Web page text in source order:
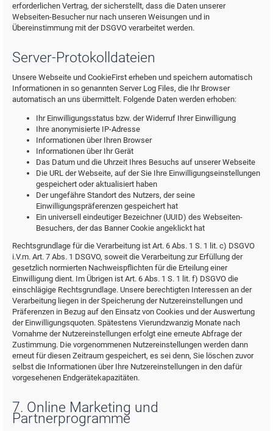
erforderlichen Vertrag, der sicherstellt, dass die Daten unserer
Webseiten-Besucher nur nach unseren Weisungen und in
Übereinstimmung mit der DSGVO verarbeitet werden.
Server-Protokolldateien
Unsere Webseite und CookieFirst erheben und speichern automatisch
Informationen in so genannten Server Log Files, die Ihr Browser
automatisch an uns übermittelt. Folgende Daten werden erhoben:
Ihr Einwilligungsstatus bzw. der Widerruf Ihrer Einwilligung
Ihre anonymisierte IP-Adresse
Informationen über Ihren Browser
Informationen über Ihr Gerät
Das Datum und die Uhrzeit Ihres Besuchs auf unserer Webseite
Die URL der Webseite, auf der Sie Ihre Einwilligungseinstellungen
gespeichert oder aktualisiert haben
Der ungefähre Standort des Nutzers, der seine
Einwilligungspräferenzen gespeichert hat
Ein universell eindeutiger Bezeichner (UUID) des Webseiten-
Besuchers, der das Banner Cookie angeklickt hat
Rechtsgrundlage für die Verarbeitung ist Art. 6 Abs. 1 S. 1 lit. c) DSGVO
i.V.m. Art. 7 Abs. 1 DSGVO, soweit die Verarbeitung zur Erfüllung der
gesetzlich normierten Nachweispflichten für die Erteilung einer
Einwilligung dient. Im Übrigen ist Art. 6 Abs. 1 S. 1 lit. f) DSGVO die
einschlägige Rechtsgrundlage. Unsere berechtigten Interessen an der
Verarbeitung liegen in der Speicherung der Nutzereinstellungen und
Präferenzen in Bezug auf den Einsatz von Cookies und der Auswertung
der Einwilligungsquoten. Spätestens Vierundzwanzig Monate nach
Vornahme der Nutzereinstellungen erfolgt eine erneute Abfrage der
Zustimmung. Die vorgenommenen Nutzereinstellungen werden dann
erneut für diesen Zeitraum gespeichert, es sei denn, Sie löschen zuvor
selbst die Informationen über Ihre Nutzereinstellungen in den dafür
vorgesehenen Endgerätekapazitäten.
7. Online Marketing und
Partnerprogramme